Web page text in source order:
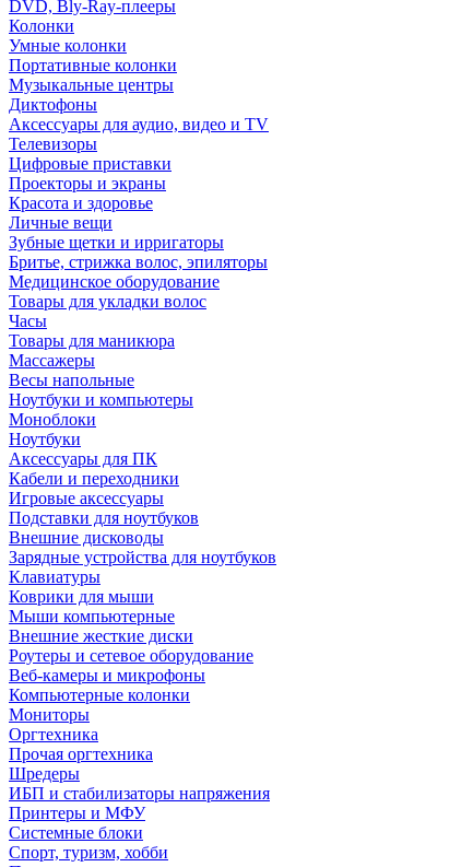
DVD, Bly-Ray-плееры
Колонки
Умные колонки
Портативные колонки
Музыкальные центры
Диктофоны
Аксессуары для аудио, видео и TV
Телевизоры
Цифровые приставки
Проекторы и экраны
Красота и здоровье
Личные вещи
Зубные щетки и ирригаторы
Бритье, стрижка волос, эпиляторы
Медицинское оборудование
Товары для укладки волос
Часы
Товары для маникюра
Массажеры
Весы напольные
Ноутбуки и компьютеры
Моноблоки
Ноутбуки
Аксессуары для ПК
Кабели и переходники
Игровые аксессуары
Подставки для ноутбуков
Внешние дисководы
Зарядные устройства для ноутбуков
Клавиатуры
Коврики для мыши
Мыши компьютерные
Внешние жесткие диски
Роутеры и сетевое оборудование
Веб-камеры и микрофоны
Компьютерные колонки
Мониторы
Оргтехника
Прочая оргтехника
Шредеры
ИБП и стабилизаторы напряжения
Принтеры и МФУ
Системные блоки
Спорт, туризм, хобби